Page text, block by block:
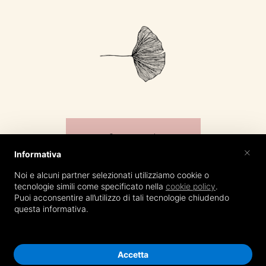
Contatti
@irenepollacchifotografa
P.iva -Privacy Policy-Cookie Policy-Sitemap
- created by
Informativa
Noi e alcuni partner selezionati utilizziamo cookie o
tecnologie simili come specificato nella cookie policy.
Puoi acconsentire all’utilizzo di tali tecnologie chiudendo
questa informativa.
Accetta
×